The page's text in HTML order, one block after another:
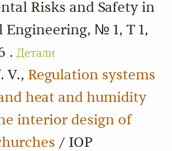
Risks and Safety in
Engineering, № 1, Т 1,
. Детали
V., Regulation systems
heat and humidity
interior design of
/ IOP